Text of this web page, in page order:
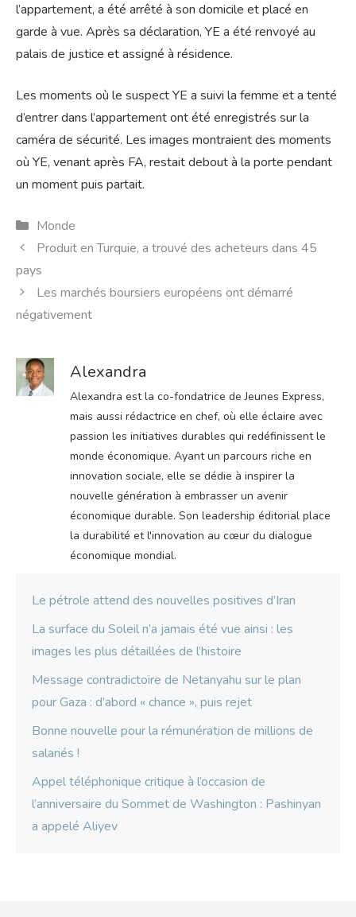
l’appartement, a été arrêté à son domicile et placé en
garde à vue. Après sa déclaration, YE a été renvoyé au
palais de justice et assigné à résidence.
Les moments où le suspect YE a suivi la femme et a tenté
d’entrer dans l’appartement ont été enregistrés sur la
caméra de sécurité. Les images montraient des moments
où YE, venant après FA, restait debout à la porte pendant
un moment puis partait.
Catégories
Monde
Produit en Turquie, a trouvé des acheteurs dans 45
pays
Les marchés boursiers européens ont démarré
négativement
Alexandra
Alexandra est la co-fondatrice de Jeunes Express,
mais aussi rédactrice en chef, où elle éclaire avec
passion les initiatives durables qui redéfinissent le
monde économique. Ayant un parcours riche en
innovation sociale, elle se dédie à inspirer la
nouvelle génération à embrasser un avenir
économique durable. Son leadership éditorial place
la durabilité et l'innovation au cœur du dialogue
économique mondial.
Le pétrole attend des nouvelles positives d’Iran
La surface du Soleil n’a jamais été vue ainsi : les
images les plus détaillées de l’histoire
Message contradictoire de Netanyahu sur le plan
pour Gaza : d’abord « chance », puis rejet
Bonne nouvelle pour la rémunération de millions de
salariés !
Appel téléphonique critique à l’occasion de
l’anniversaire du Sommet de Washington : Pashinyan
a appelé Aliyev